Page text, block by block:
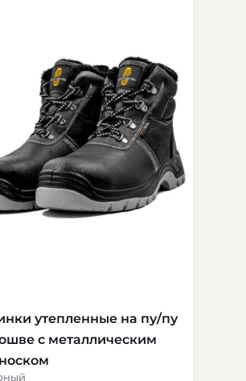
утепленные на пу/пу
с металлическим